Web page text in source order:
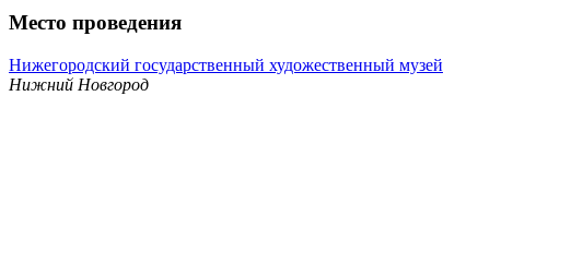
Место проведения
Нижегородский государственный художественный музей
Нижний Новгород